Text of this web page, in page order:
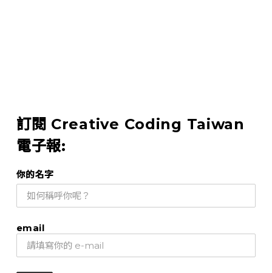
訂閱 Creative Coding Taiwan
電子報:
你的名字
email